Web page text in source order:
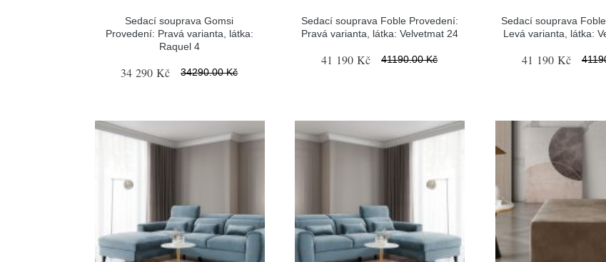
Sedací souprava Gomsi
Provedení: Pravá varianta, látka:
Raquel 4
34 290 Kč 34290.00 Kč
Sedací souprava Foble Provedení:
Pravá varianta, látka: Velvetmat 24
41 190 Kč 41190.00 Kč
Sedací souprava
Levá varianta, látka:
41 190 Kč